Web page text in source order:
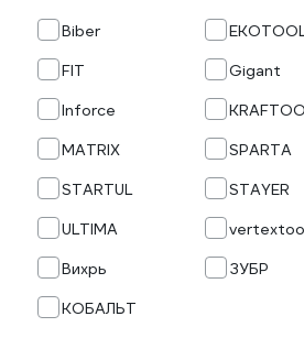
Biber
FIT
Gigant
Inforce
MATRIX
SPARTA
STARTUL
STAYER
ULTIMA
Вихрь
ЗУБР
КОБАЛЬТ